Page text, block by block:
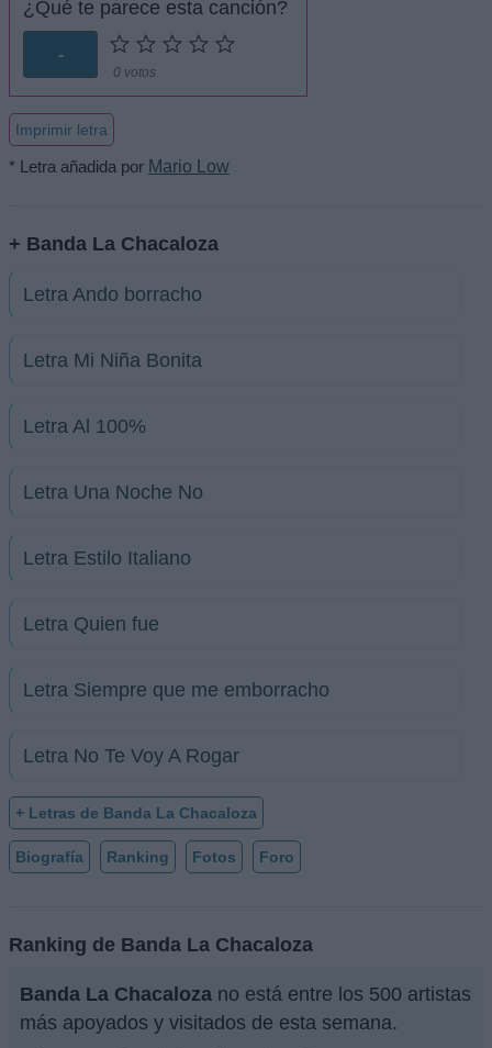
¿Qué te parece esta canción?
-
0 votos
Imprimir letra
* Letra añadida por Mario Low
+ Banda La Chacaloza
Letra Ando borracho
Letra Mi Niña Bonita
Letra Al 100%
Letra Una Noche No
Letra Estilo Italiano
Letra Quien fue
Letra Siempre que me emborracho
Letra No Te Voy A Rogar
+ Letras de Banda La Chacaloza
Biografía Ranking Fotos Foro
Ranking de Banda La Chacaloza
Banda La Chacaloza no está entre los 500 artistas
más apoyados y visitados de esta semana.